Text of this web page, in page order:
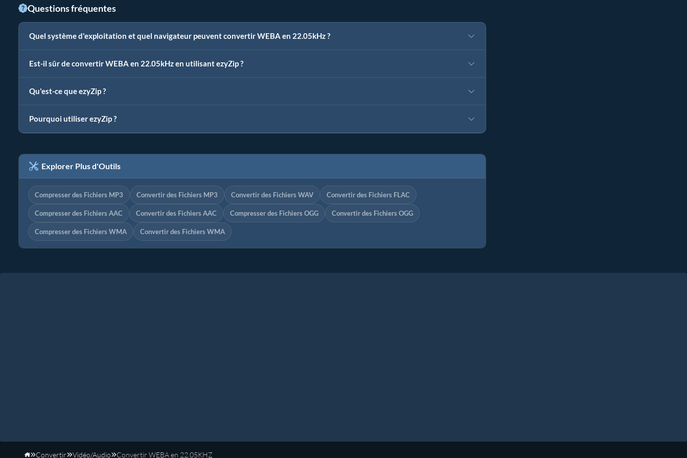
Questions fréquentes
Quel système d'exploitation et quel navigateur peuvent convertir WEBA en 22.05kHz ?
Est-il sûr de convertir WEBA en 22.05kHz en utilisant ezyZip ?
Qu'est-ce que ezyZip ?
Pourquoi utiliser ezyZip ?
Explorer Plus d'Outils
Compresser des Fichiers MP3 Convertir des Fichiers MP3 Convertir des Fichiers WAV Convertir des Fichiers FLAC
Compresser des Fichiers AAC Convertir des Fichiers AAC Compresser des Fichiers OGG Convertir des Fichiers OGG
Compresser des Fichiers WMA Convertir des Fichiers WMA
Convertir Vidéo/Audio Convertir WEBA en 22.05KHZ